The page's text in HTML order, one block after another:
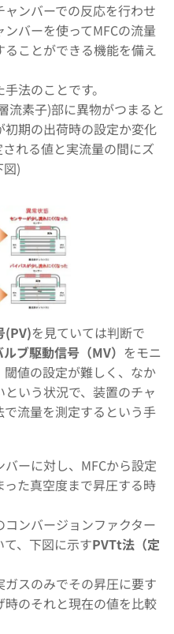
ンバーでの反応を行わせ
バーを使ってMFCの流量
ことができる機能を備え
法のことです。
流素子)部に異物がつまると
期の出荷時の設定か変化
れる値と実流量の間にズ
図)
(PV)を見ていては判断で
ブ駆動信号（MV） をモニ
値の設定が難しく、なか
いう状況で、装置のチャ
流量を測定するという手
ーに対し、MFCから設定
た真空度まで昇圧する時
ンバージョンファクター
、下図に示すPVTt法（定
スのみでその昇圧に要す
のそれと現在の値を比較